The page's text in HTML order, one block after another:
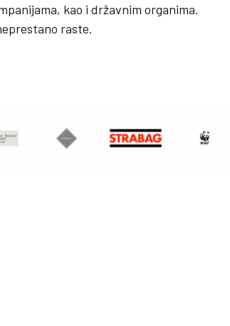
kao i državnim organima.
raste.